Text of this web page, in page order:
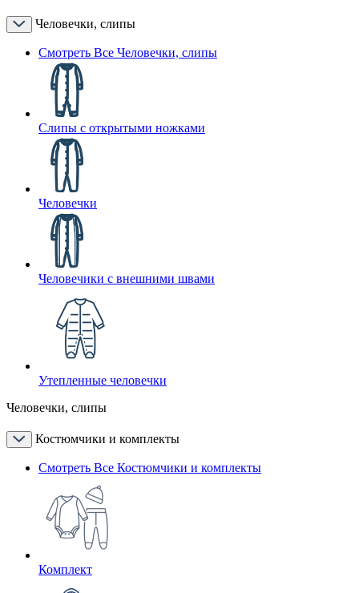
Человечки, слипы
Смотреть Все Человечки, слипы
Слипы с открытыми ножками
Человечки
Человечики с внешними швами
Утепленные человечки
Человечки, слипы
Костюмчики и комплекты
Смотреть Все Костюмчики и комплекты
Комплект